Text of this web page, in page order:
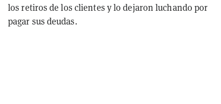
los retiros de los clientes y lo dejaron luchando por
pagar sus deudas.